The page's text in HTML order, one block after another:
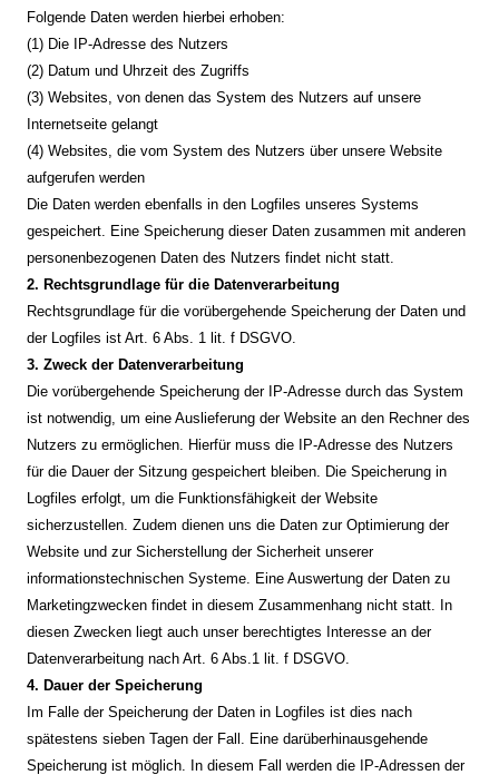
Folgende Daten werden hierbei erhoben:
(1) Die IP-Adresse des Nutzers
(2) Datum und Uhrzeit des Zugriffs
(3) Websites, von denen das System des Nutzers auf unsere
Internetseite gelangt
(4) Websites, die vom System des Nutzers über unsere Website
aufgerufen werden
Die Daten werden ebenfalls in den Logfiles unseres Systems
gespeichert. Eine Speicherung dieser Daten zusammen mit anderen
personenbezogenen Daten des Nutzers findet nicht statt.
2. Rechtsgrundlage für die Datenverarbeitung
Rechtsgrundlage für die vorübergehende Speicherung der Daten und
der Logfiles ist Art. 6 Abs. 1 lit. f DSGVO.
3. Zweck der Datenverarbeitung
Die vorübergehende Speicherung der IP-Adresse durch das System
ist notwendig, um eine Auslieferung der Website an den Rechner des
Nutzers zu ermöglichen. Hierfür muss die IP-Adresse des Nutzers
für die Dauer der Sitzung gespeichert bleiben. Die Speicherung in
Logfiles erfolgt, um die Funktionsfähigkeit der Website
sicherzustellen. Zudem dienen uns die Daten zur Optimierung der
Website und zur Sicherstellung der Sicherheit unserer
informationstechnischen Systeme. Eine Auswertung der Daten zu
Marketingzwecken findet in diesem Zusammenhang nicht statt. In
diesen Zwecken liegt auch unser berechtigtes Interesse an der
Datenverarbeitung nach Art. 6 Abs.1 lit. f DSGVO.
4. Dauer der Speicherung
Im Falle der Speicherung der Daten in Logfiles ist dies nach
spätestens sieben Tagen der Fall. Eine darüberhinausgehende
Speicherung ist möglich. In diesem Fall werden die IP-Adressen der